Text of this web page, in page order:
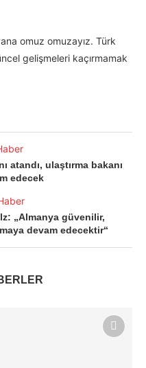
omuz omuzayız. Türk
gelişmeleri kaçırmamak
atandı, ulaştırma bakanı
edecek
„Almanya güvenilir,
devam edecektir“